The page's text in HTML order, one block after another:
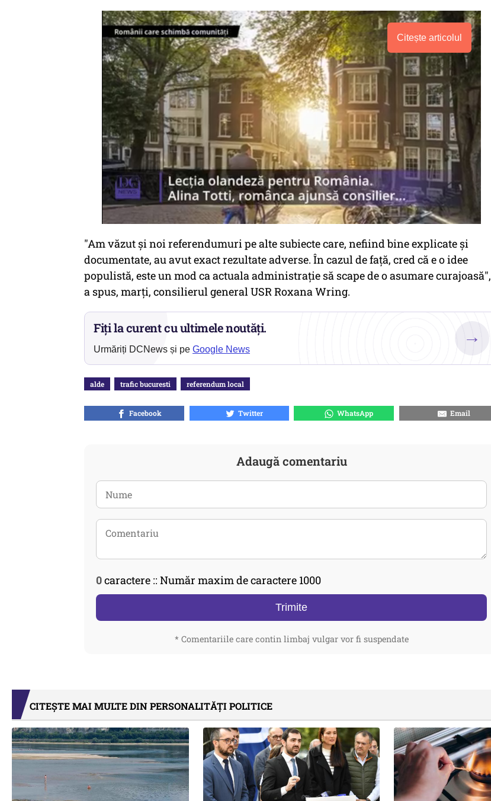
Citește articolul
"Am văzut şi noi referendumuri pe alte subiecte care, nefiind bine explicate şi
documentate, au avut exact rezultate adverse. În cazul de faţă, cred că e o idee
populistă, este un mod ca actuala administraţie să scape de o asumare curajoasă",
a spus, marţi, consilierul general USR Roxana Wring.
Fiți la curent cu ultimele noutăți.
Urmăriți DCNews și pe Google News
→
alde trafic bucuresti referendum local
Facebook Twitter WhatsApp Email
Adaugă comentariu
0caractere :: Număr maxim de caractere 1000
Trimite
* Comentariile care contin limbaj vulgar vor fi suspendate
CITEȘTE MAI MULTE DIN PERSONALITĂȚI POLITICE